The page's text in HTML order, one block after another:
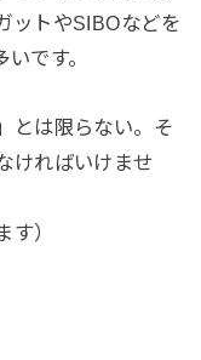
ットやSIBOなどを
です。
とは限らない。そ
ければいけませ
す）